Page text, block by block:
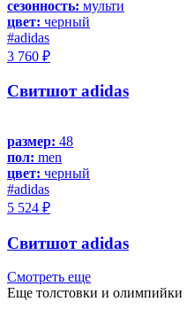
сезонность: мульти
цвет: черный
#adidas
3 760 ₽
Свитшот adidas
размер: 48
пол: men
цвет: черный
#adidas
5 524 ₽
Свитшот adidas
Смотреть еще
Еще толстовки и олимпийки